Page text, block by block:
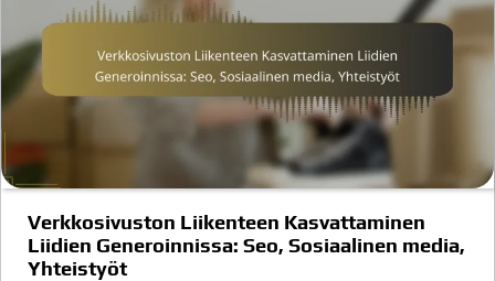
Verkkosivuston Liikenteen Kasvattaminen
Liidien Generoinnissa: Seo, Sosiaalinen media,
Yhteistyöt